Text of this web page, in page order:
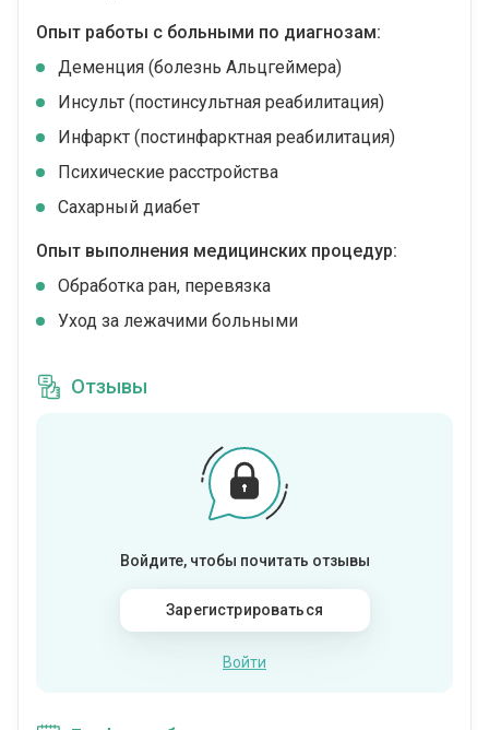
Опыт работы с больными по диагнозам:
Деменция (болезнь Альцгеймера)
Инсульт (постинсультная реабилитация)
Инфаркт (постинфарктная реабилитация)
Психические расстройства
Сахарный диабет
Опыт выполнения медицинских процедур:
Обработка ран, перевязка
Уход за лежачими больными
Отзывы
Войдите, чтобы почитать отзывы
Зарегистрироваться
Войти